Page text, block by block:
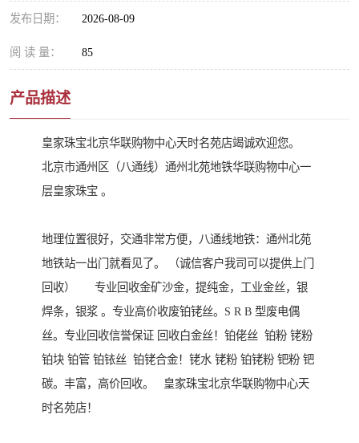
发布日期： 2026-08-09
阅 读 量： 85
产品描述
皇家珠宝北京华联购物中心天时名苑店竭诚欢迎您。
北京市通州区（八通线）通州北苑地铁华联购物中心一
层皇家珠宝 。
地理位置很好，交通非常方便，八通线地铁：通州北苑
地铁站一出门就看见了。 （诚信客户我司可以提供上门
回收） 专业回收金矿沙金，提纯金，工业金丝，银
焊条，银浆 。专业高价收废铂铑丝。S R B 型废电偶
丝。专业回收信誉保证 回收白金丝！铂佬丝 铂粉 铑粉
铂块 铂管 铂铱丝 铂铑合金！铑水 铑粉 铂铑粉 钯粉 钯
碳。丰富，高价回收。 皇家珠宝北京华联购物中心天
时名苑店！